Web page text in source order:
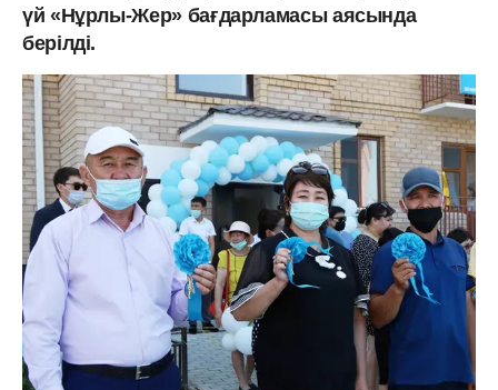
үй «Нұрлы-Жер» бағдарламасы аясында
берілді.